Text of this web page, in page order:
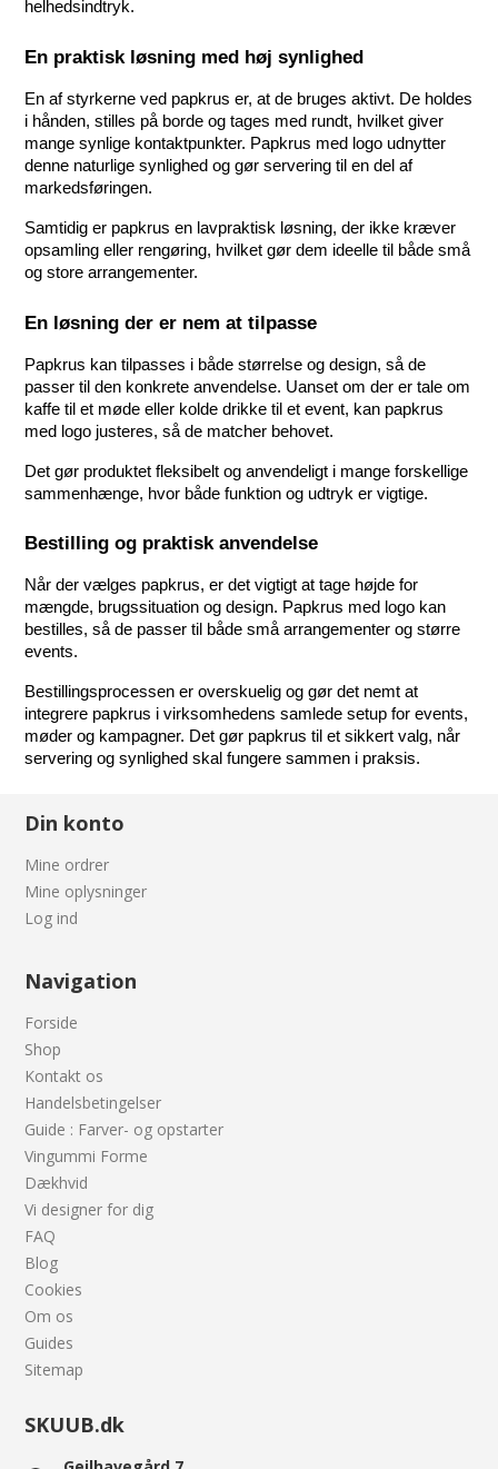
helhedsindtryk.
En praktisk løsning med høj synlighed
En af styrkerne ved papkrus er, at de bruges aktivt. De holdes
i hånden, stilles på borde og tages med rundt, hvilket giver
mange synlige kontaktpunkter. Papkrus med logo udnytter
denne naturlige synlighed og gør servering til en del af
markedsføringen.
Samtidig er papkrus en lavpraktisk løsning, der ikke kræver
opsamling eller rengøring, hvilket gør dem ideelle til både små
og store arrangementer.
En løsning der er nem at tilpasse
Papkrus kan tilpasses i både størrelse og design, så de
passer til den konkrete anvendelse. Uanset om der er tale om
kaffe til et møde eller kolde drikke til et event, kan papkrus
med logo justeres, så de matcher behovet.
Det gør produktet fleksibelt og anvendeligt i mange forskellige
sammenhænge, hvor både funktion og udtryk er vigtige.
Bestilling og praktisk anvendelse
Når der vælges papkrus, er det vigtigt at tage højde for
mængde, brugssituation og design. Papkrus med logo kan
bestilles, så de passer til både små arrangementer og større
events.
Bestillingsprocessen er overskuelig og gør det nemt at
integrere papkrus i virksomhedens samlede setup for events,
møder og kampagner. Det gør papkrus til et sikkert valg, når
servering og synlighed skal fungere sammen i praksis.
Din konto
Mine ordrer
Mine oplysninger
Log ind
Navigation
Forside
Shop
Kontakt os
Handelsbetingelser
Guide : Farver- og opstarter
Vingummi Forme
Dækhvid
Vi designer for dig
FAQ
Blog
Cookies
Om os
Guides
Sitemap
SKUUB.dk